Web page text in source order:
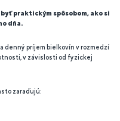
praktickým spôsobom, ako si
dňa.
denný príjem bielkovín v rozmedzí
v závislosti od fyzickej
zaraďujú: